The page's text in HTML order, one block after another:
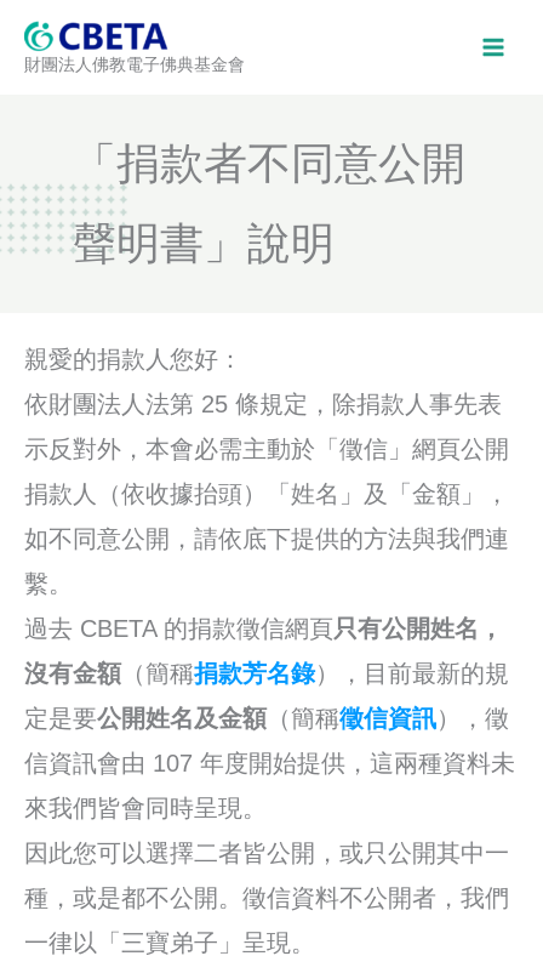
財團法人佛教電子佛典基金會
「捐款者不同意公開
聲明書」說明
親愛的捐款人您好：
依財團法人法第 25 條規定，除捐款人事先表
示反對外，本會必需主動於「徵信」網頁公開
捐款人（依收據抬頭）「姓名」及「金額」，
如不同意公開，請依底下提供的方法與我們連
繫。
過去 CBETA 的捐款徵信網頁只有公開姓名，
沒有金額（簡稱捐款芳名錄），目前最新的規
定是要公開姓名及金額（簡稱徵信資訊），徵
信資訊會由 107 年度開始提供，這兩種資料未
來我們皆會同時呈現。
因此您可以選擇二者皆公開，或只公開其中一
種，或是都不公開。徵信資料不公開者，我們
一律以「三寶弟子」呈現。